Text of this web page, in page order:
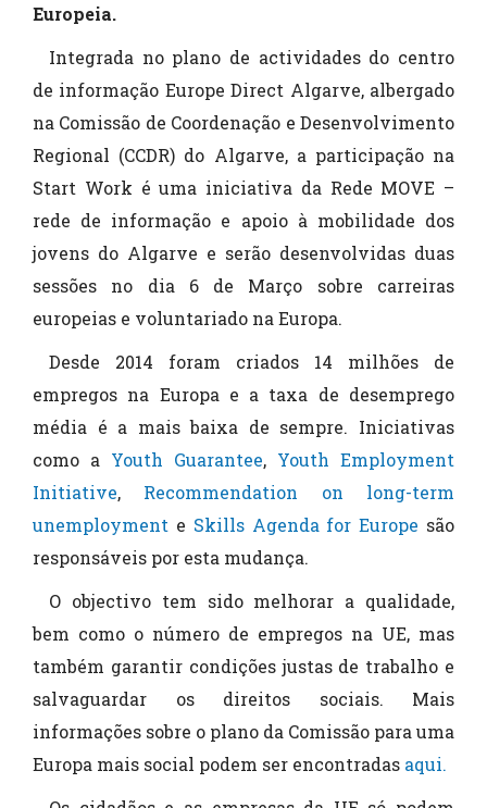
Europeia.
Integrada no plano de actividades do centro
de informação Europe Direct Algarve, albergado
na Comissão de Coordenação e Desenvolvimento
Regional (CCDR) do Algarve, a participação na
Start Work é uma iniciativa da Rede MOVE –
rede de informação e apoio à mobilidade dos
jovens do Algarve e serão desenvolvidas duas
sessões no dia 6 de Março sobre carreiras
europeias e voluntariado na Europa.
Desde 2014 foram criados 14 milhões de
empregos na Europa e a taxa de desemprego
média é a mais baixa de sempre. Iniciativas
como a Youth Guarantee, Youth Employment
Initiative, Recommendation on long-term
unemployment e Skills Agenda for Europe são
responsáveis por esta mudança.
O objectivo tem sido melhorar a qualidade,
bem como o número de empregos na UE, mas
também garantir condições justas de trabalho e
salvaguardar os direitos sociais. Mais
informações sobre o plano da Comissão para uma
Europa mais social podem ser encontradas aqui.